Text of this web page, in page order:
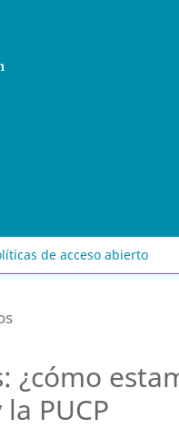
de acceso abierto
¿cómo
PUCP